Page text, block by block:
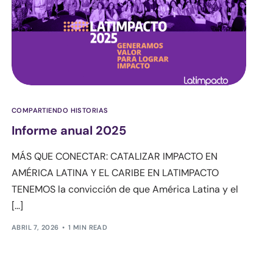
COMPARTIENDO HISTORIAS
Informe anual 2025
MÁS QUE CONECTAR: CATALIZAR IMPACTO EN
AMÉRICA LATINA Y EL CARIBE EN LATIMPACTO
TENEMOS la convicción de que América Latina y el
[…]
ABRIL 7, 2026 1 MIN READ